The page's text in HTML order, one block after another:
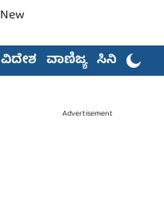
ವಿದೇಶ ವಾಣಿಜ್ಯ ಸಿನಿಮಾ
Advertisement